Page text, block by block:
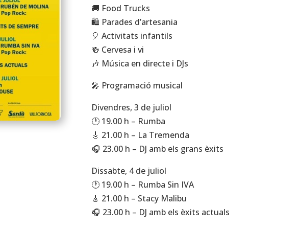
🚚 Food Trucks
🛍 Parades d’artesania
🎈 Activitats infantils
🍻 Cervesa i vi
🎶 Música en directe i DJs
🎤 Programació musical
Divendres, 3 de juliol
🕐 19.00 h – Rumba
🎸 21.00 h – La Tremenda
🎧 23.00 h – DJ amb els grans èxits
Dissabte, 4 de juliol
🕐 19.00 h – Rumba Sin IVA
🎸 21.00 h – Stacy Malibu
🎧 23.00 h – DJ amb els èxits actuals